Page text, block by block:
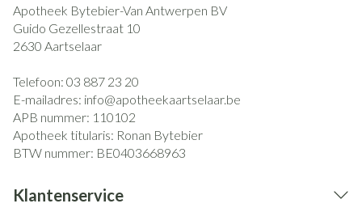
Apotheek Bytebier-Van Antwerpen BV
Guido Gezellestraat 10
2630 Aartselaar
Telefoon: 03 887 23 20
E-mailadres: info@apotheekaartselaar.be
APB nummer: 110102
Apotheek titularis: Ronan Bytebier
BTW nummer: BE0403668963
Klantenservice